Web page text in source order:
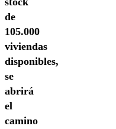
de
105.000
viviendas
disponibles,
se
abrirá
el
camino